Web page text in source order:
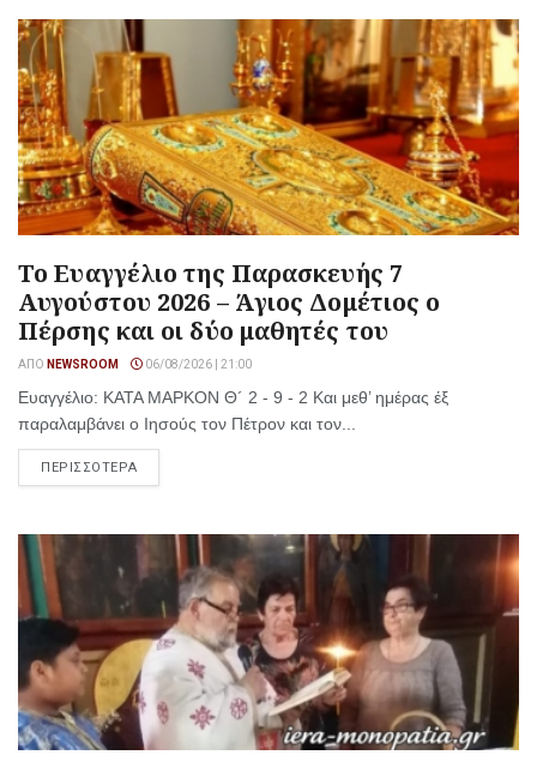
Το Ευαγγέλιο της Παρασκευής 7
Αυγούστου 2026 – Άγιος Δομέτιος ο
Πέρσης και οι δύο μαθητές του
ΑΠΌ NEWSROOM 06/08/2026 | 21:00
Ευαγγέλιο: ΚΑΤΑ ΜΑΡΚΟΝ Θ´ 2 - 9 - 2 Και μεθ’ ημέρας έξ
παραλαμβάνει ο Ιησούς τον Πέτρον και τον...
ΠΕΡΙΣΣΟΤΕΡΑ